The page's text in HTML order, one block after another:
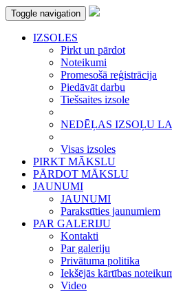
Toggle navigation
IZSOLES
Pirkt un pārdot
Noteikumi
Promesošā reģistrācija
Piedāvāt darbu
Tiešsaites izsole
NEDĒĻAS IZSOĻU
Visas izsoles
PIRKT MĀKSLU
PĀRDOT MĀKSLU
JAUNUMI
JAUNUMI
Parakstīties jaunumiem
PAR GALERIJU
Kontakti
Par galeriju
Privātuma politika
Iekšējās kārtības
Video